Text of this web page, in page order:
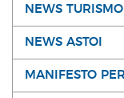
NEWS TURISMO
NEWS ASTOI
MANIFESTO